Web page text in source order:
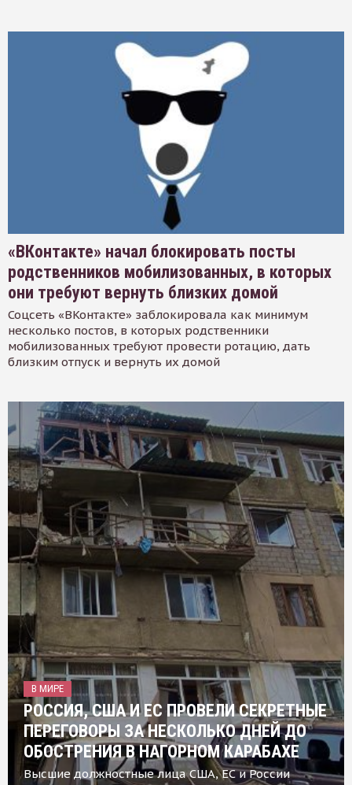
«ВКонтакте» начал блокировать посты
родственников мобилизованных, в которых
они требуют вернуть близких домой
Соцсеть «ВКонтакте» заблокировала как минимум
несколько постов, в которых родственники
мобилизованных требуют провести ротацию, дать
близким отпуск и вернуть их домой
В МИРЕ
РОССИЯ, США И ЕС ПРОВЕЛИ СЕКРЕТНЫЕ
ПЕРЕГОВОРЫ ЗА НЕСКОЛЬКО ДНЕЙ ДО
ОБОСТРЕНИЯ В НАГОРНОМ КАРАБАХЕ
Высшие должностные лица США, ЕС и России